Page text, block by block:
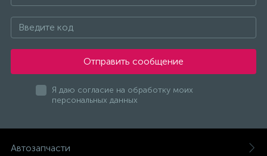
Отправить сообщение
Я даю согласие на обработку моих
персональных данных
Автозапчасти